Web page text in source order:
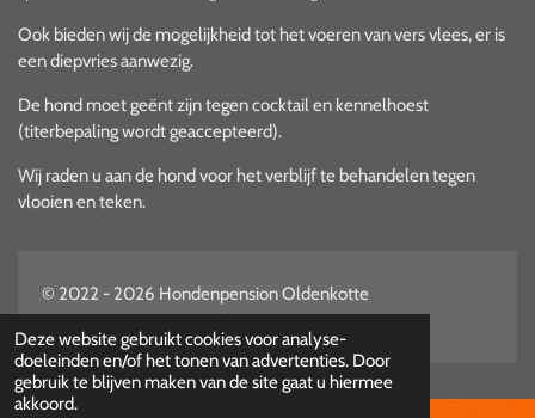
Deze website gebruikt cookies voor analyse-
doeleinden en/of het tonen van advertenties. Door
gebruik te blijven maken van de site gaat u hiermee
akkoord.
Ook bieden wij de mogelijkheid tot het voeren van vers vlees, er is
een diepvries aanwezig.
De hond moet geënt zijn tegen cocktail en kennelhoest
(titerbepaling wordt geaccepteerd).
Wij raden u aan de hond voor het verblijf te behandelen tegen
vlooien en teken.
© 2022 - 2026 Hondenpension Oldenkotte